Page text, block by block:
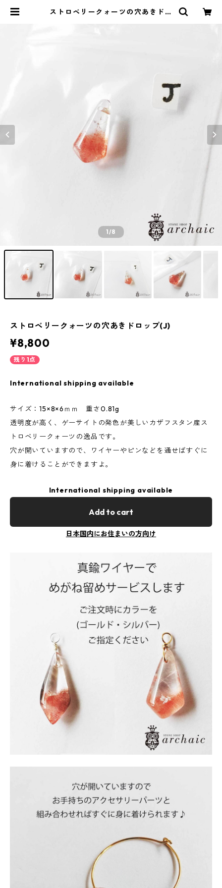
ストロベリークォーツの穴あきドロ
1/8
ストロベリークォーツの穴あきドロップ(J)
¥8,800
残り1点
International shipping available
サイズ：15×8×6ｍｍ 重さ0.81g
透明度が高く、ゲーサイトの発色が美しいカザフスタン産ス
トロベリークォーツの逸品です。
穴が開いていますので、ワイヤーやピンなどを通せばすぐに
身に着けることができますよ。
International shipping available
Add to cart
日本国内にお住まいの方向け